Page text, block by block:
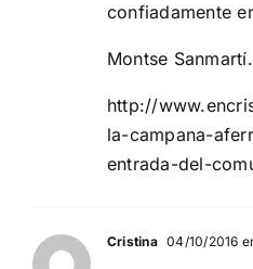
confiadamente
Montse Sanmartí.
http://
la-campana-
entrada-del-
Cristina 04/10/2016